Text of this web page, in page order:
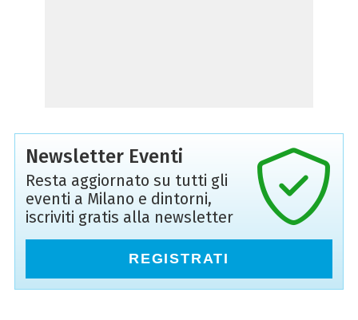
Newsletter Eventi
Resta aggiornato su tutti gli
eventi a Milano e dintorni,
iscriviti gratis alla newsletter
REGISTRATI